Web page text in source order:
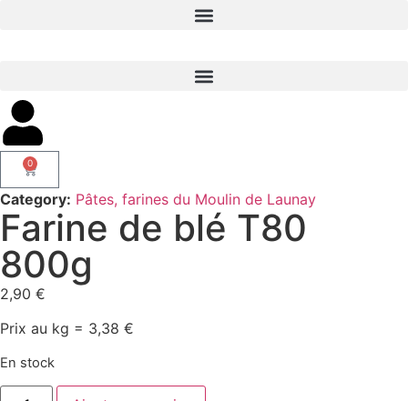
0
Category: Pâtes, farines du Moulin de Launay
Farine de blé T80
800g
2,90 €
Prix au kg = 3,38 €
En stock